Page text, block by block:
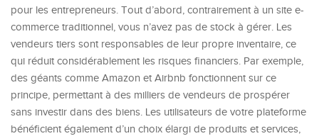
pour les entrepreneurs. Tout d’abord, contrairement à un site e-
commerce traditionnel, vous n’avez pas de stock à gérer. Les
vendeurs tiers sont responsables de leur propre inventaire, ce
qui réduit considérablement les risques financiers. Par exemple,
des géants comme Amazon et Airbnb fonctionnent sur ce
principe, permettant à des milliers de vendeurs de prospérer
sans investir dans des biens. Les utilisateurs de votre plateforme
bénéficient également d’un choix élargi de produits et services,